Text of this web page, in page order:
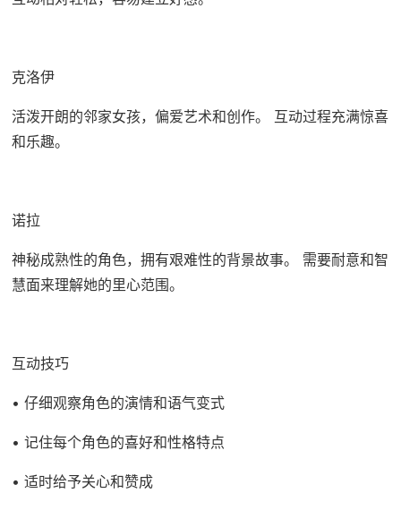
克洛伊
活泼开朗的邻家女孩，偏爱艺术和创作。 互动过程充满惊喜
和乐趣。
诺拉
神秘成熟性的角色，拥有艰难性的背景故事。 需要耐意和智
慧面来理解她的里心范围。
互动技巧
• 仔细观察角色的演情和语气变式
• 记住每个角色的喜好和性格特点
• 适时给予关心和赞成